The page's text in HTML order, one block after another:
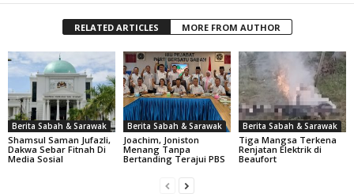
RELATED ARTICLES MORE FROM AUTHOR
Berita Sabah & Sarawak
Shamsul Saman Jufazli,
Dakwa Sebar Fitnah Di
Media Sosial
Berita Sabah & Sarawak
Joachim, Joniston
Menang Tanpa
Bertanding Terajui PBS
Berita Sabah & Sarawak
Tiga Mangsa Terkena
Renjatan Elektrik di
Beaufort